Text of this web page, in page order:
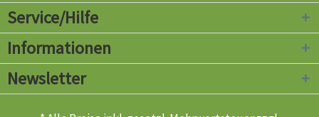
Service/Hilfe
Informationen
Newsletter